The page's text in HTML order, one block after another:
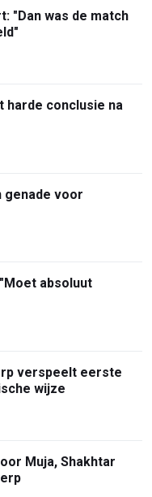
"Dan was de match
harde conclusie na
genade voor
absoluut
verspeelt eerste
wijze
Muja, Shakhtar